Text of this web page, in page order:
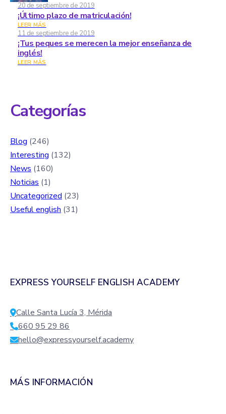
20 de septiembre de 2019
¡Último plazo de matriculación!
LEER MÁS
11 de septiembre de 2019
¡Tus peques se merecen la mejor enseñanza de
inglés!
LEER MÁS
Categorías
Blog (246)
Interesting (132)
News (160)
Noticias (1)
Uncategorized (23)
Useful english (31)
EXPRESS YOURSELF ENGLISH ACADEMY
Calle Santa Lucía 3, Mérida
660 95 29 86
hello@expressyourself.academy
MÁS INFORMACIÓN